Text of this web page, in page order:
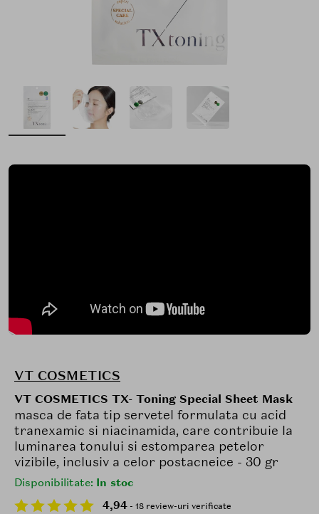
VT COSMETICS
VT COSMETICS TX- Toning Special Sheet Mask
masca de fata tip servetel formulata cu acid
tranexamic si niacinamida, care contribuie la
luminarea tonului si estomparea petelor
vizibile, inclusiv a celor postacneice - 30 gr
Disponibilitate: In stoc
4,94 - 18 review-uri verificate